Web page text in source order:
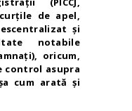
de apel,
și
notabile
oricum,
control asupra
cum arată și